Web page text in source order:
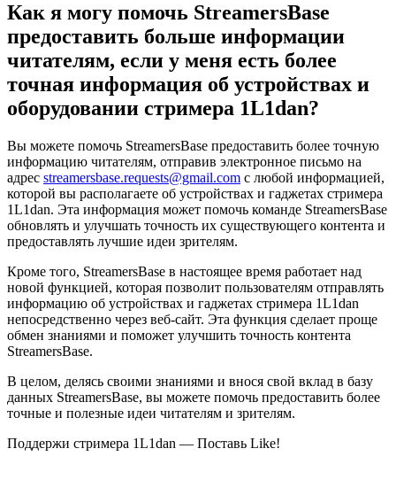
Как я могу помочь StreamersBase
предоставить больше информации
читателям, если у меня есть более
точная информация об устройствах и
оборудовании стримера 1L1dan?
Вы можете помочь StreamersBase предоставить более точную
информацию читателям, отправив электронное письмо на
адрес streamersbase.requests@gmail.com с любой информацией,
которой вы располагаете об устройствах и гаджетах стримера
1L1dan. Эта информация может помочь команде StreamersBase
обновлять и улучшать точность их существующего контента и
предоставлять лучшие идеи зрителям.
Кроме того, StreamersBase в настоящее время работает над
новой функцией, которая позволит пользователям отправлять
информацию об устройствах и гаджетах стримера 1L1dan
непосредственно через веб-сайт. Эта функция сделает проще
обмен знаниями и поможет улучшить точность контента
StreamersBase.
В целом, делясь своими знаниями и внося свой вклад в базу
данных StreamersBase, вы можете помочь предоставить более
точные и полезные идеи читателям и зрителям.
Поддержи стримера 1L1dan — Поставь Like!